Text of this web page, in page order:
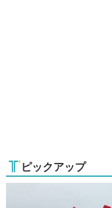
ピックアップ